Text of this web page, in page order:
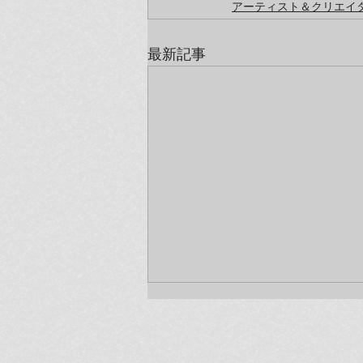
アーティスト＆クリエイ
最新記事